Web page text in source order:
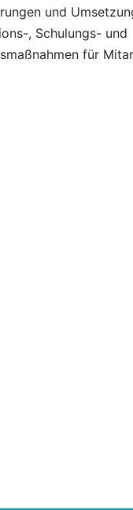
und
, Schulungs- und
für